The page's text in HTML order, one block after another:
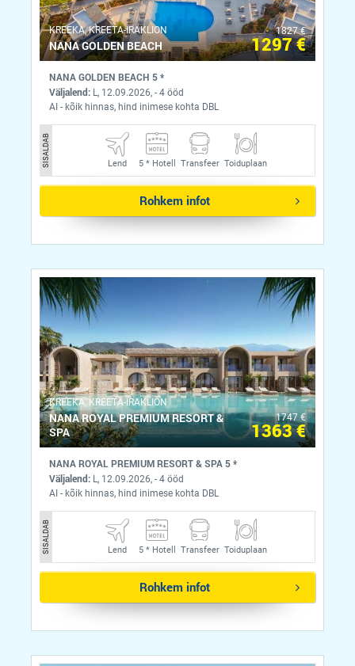
KREEKA, KREETA-IRAKLION
NANA GOLDEN BEACH
1827 €
1297 €
NANA GOLDEN BEACH 5 *
Väljalend: L, 12.09.2026, - 4 ööd
AI - kõik hinnas, hind inimese kohta DBL
SISALDAB Lend 5 *Hotell Transfeer Toiduplaan
Rohkem infot
KREEKA, KREETA-IRAKLION
NANA ROYAL PREMIUM RESORT &
SPA
1747 €
1363 €
NANA ROYAL PREMIUM RESORT & SPA 5 *
Väljalend: L, 12.09.2026, - 4 ööd
AI - kõik hinnas, hind inimese kohta DBL
SISALDAB Lend 5 *Hotell Transfeer Toiduplaan
Rohkem infot